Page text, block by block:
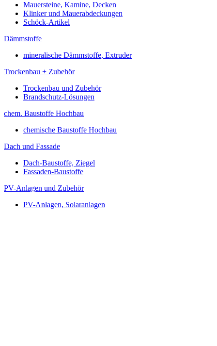
Mauersteine, Kamine, Decken
Klinker und Mauerabdeckungen
Schöck-Artikel
Dämmstoffe
mineralische Dämmstoffe, Extruder
Trockenbau + Zubehör
Trockenbau und Zubehör
Brandschutz-Lösungen
chem. Baustoffe Hochbau
chemische Baustoffe Hochbau
Dach und Fassade
Dach-Baustoffe, Ziegel
Fassaden-Baustoffe
PV-Anlagen und Zubehör
PV-Anlagen, Solaranlagen